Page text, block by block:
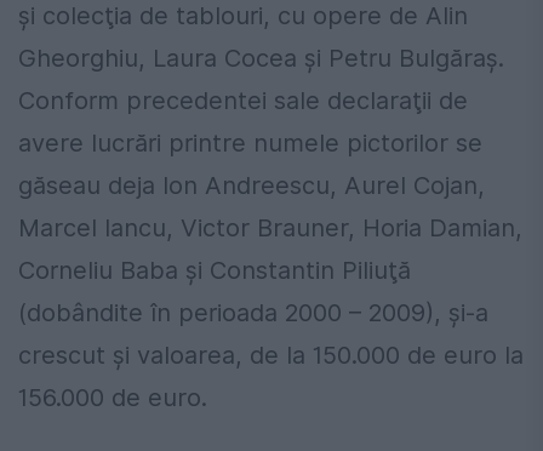
și colecţia de tablouri, cu opere de Alin
Gheorghiu, Laura Cocea şi Petru Bulgăraş.
Conform precedentei sale declaraţii de
avere lucrări printre numele pictorilor se
găseau deja Ion Andreescu, Aurel Cojan,
Marcel Iancu, Victor Brauner, Horia Damian,
Corneliu Baba şi Constantin Piliuţă
(dobândite în perioada 2000 – 2009), şi-a
crescut şi valoarea, de la 150.000 de euro la
156.000 de euro.